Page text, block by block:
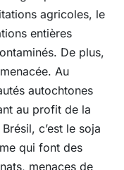
agricoles, le
entières
De plus,
Au
autochtones
au profit de la
c’est le soja
qui font des
menaces de